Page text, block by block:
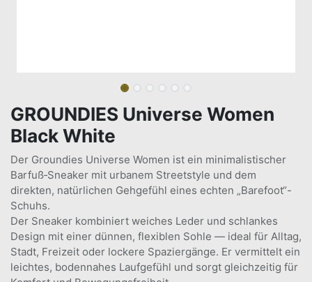
GROUNDIES Universe Women
Black White
Der Groundies Universe Women ist ein minimalistischer
Barfuß‑Sneaker mit urbanem Streetstyle und dem
direkten, natürlichen Gehgefühl eines echten „Barefoot“-
Schuhs.
Der Sneaker kombiniert weiches Leder und schlankes
Design mit einer dünnen, flexiblen Sohle — ideal für Alltag,
Stadt, Freizeit oder lockere Spaziergänge. Er vermittelt ein
leichtes, bodennahes Laufgefühl und sorgt gleichzeitig für